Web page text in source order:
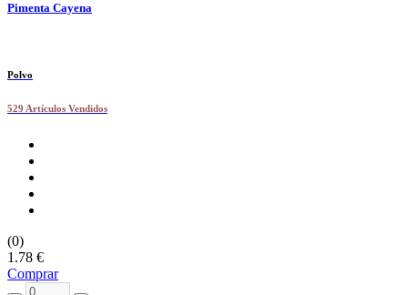
Pimenta Cayena
Polvo
529 Artículos Vendidos
(0)
1.78 €
Comprar